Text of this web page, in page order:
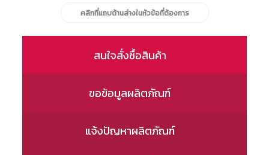
คลิกที่แถบด้านล่างในหัวข้อที่ต้องการ
สนใจสั่งซื้อสินค้า
ขอข้อมูลผลิตภัณฑ์
แจ้งปัญหาผลิตภัณฑ์